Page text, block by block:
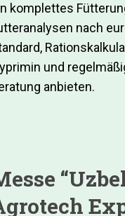
komplettes
nach
und
anbieten.